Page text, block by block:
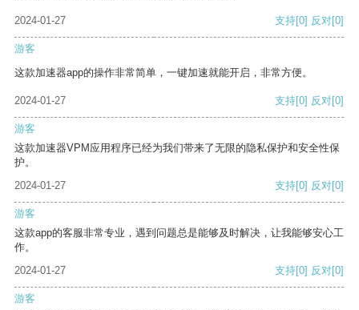
2024-01-27 支持[0] 反对[0]
游客
这款加速器app的操作非常简单，一键加速就能开启，非常方便。
2024-01-27 支持[0] 反对[0]
游客
这款加速器VPM应用程序已经为我们带来了无限的隐私保护和安全性保
护。
2024-01-27
支持[0] 反对[0]
游客
这款app的客服非常专业，遇到问题总是能够及时解决，让我能够安心工
作。
2024-01-27
支持[0] 反对[0]
游客